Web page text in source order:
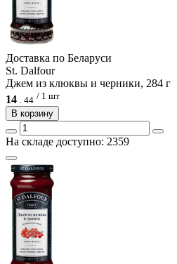
Доcтавка по Беларуси
St. Dalfour
Джем из клюквы и черники, 284 г
14
44 / 1 шт
В корзину
На складе доступно: 2359